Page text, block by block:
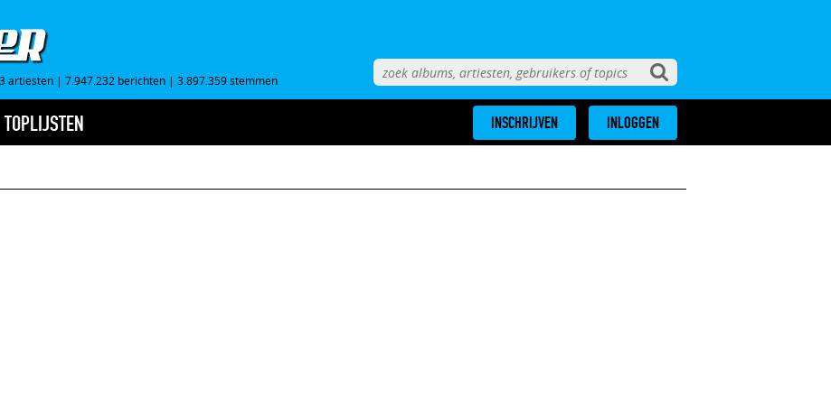
artiesten | 7.947.232 berichten | 3.897.359 stemmen
TOPLIJSTEN INSCHRIJVEN INLOGGEN